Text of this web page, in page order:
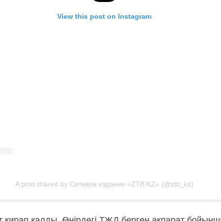
View this post on Instagram
A post shared by Сетевое издание «ZTB.KZ» (@ztb_kz)